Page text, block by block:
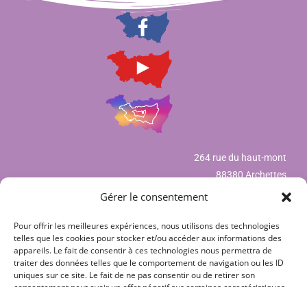
Gérer le consentement
Pour offrir les meilleures expériences, nous utilisons des technologies
telles que les cookies pour stocker et/ou accéder aux informations des
appareils. Le fait de consentir à ces technologies nous permettra de
traiter des données telles que le comportement de navigation ou les ID
uniques sur ce site. Le fait de ne pas consentir ou de retirer son
264 rue du haut-mont
88380 Archettes
Mentions légales
Déclaration de confidentialité (UE)